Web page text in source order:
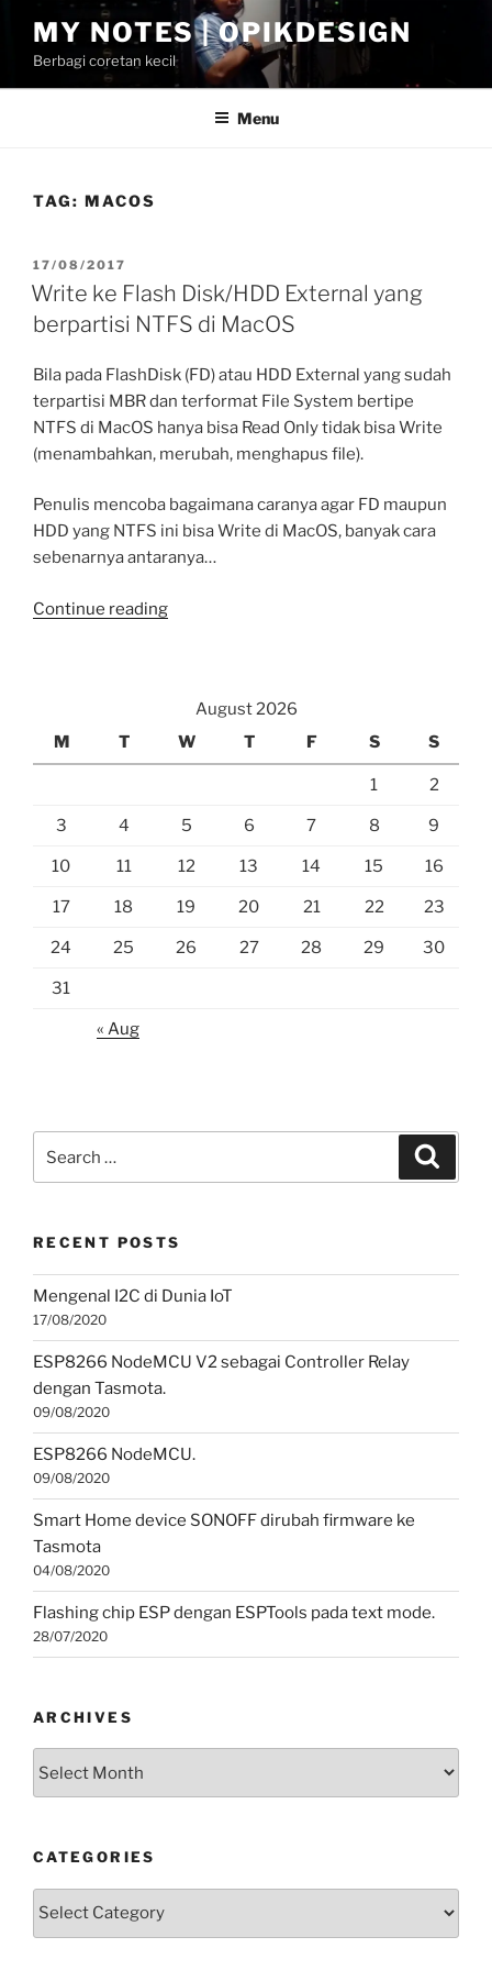
content
MY NOTES | OPIKDESIGN
Berbagi coretan kecil
Menu
TAG: MACOS
POSTED
ON
17/08/2017
Write ke Flash Disk/HDD External yang
berpartisi NTFS di MacOS
Bila pada FlashDisk (FD) atau HDD External yang sudah
terpartisi MBR dan terformat File System bertipe
NTFS di MacOS hanya bisa Read Only tidak bisa Write
(menambahkan, merubah, menghapus file).
Penulis mencoba bagaimana caranya agar FD maupun
HDD yang NTFS ini bisa Write di MacOS, banyak cara
sebenarnya antaranya…
Continue reading“Write
External
yang
berpartisi
August 2026
M
T W T F S S
1 2
3 4 5 6 7 8 9
10 11 12 13 14 15 16
17 18 19 20 21 22 23
24 25 26 27 28 29 30
31
« Aug
for:
RECENT POSTS
Mengenal I2C di Dunia IoT
17/08/2020
ESP8266 NodeMCU V2 sebagai Controller Relay
dengan Tasmota.
09/08/2020
ESP8266 NodeMCU.
09/08/2020
Smart Home device SONOFF dirubah firmware ke
Tasmota
04/08/2020
Flashing chip ESP dengan ESPTools pada text mode.
28/07/2020
ARCHIVES
CATEGORIES
Categories